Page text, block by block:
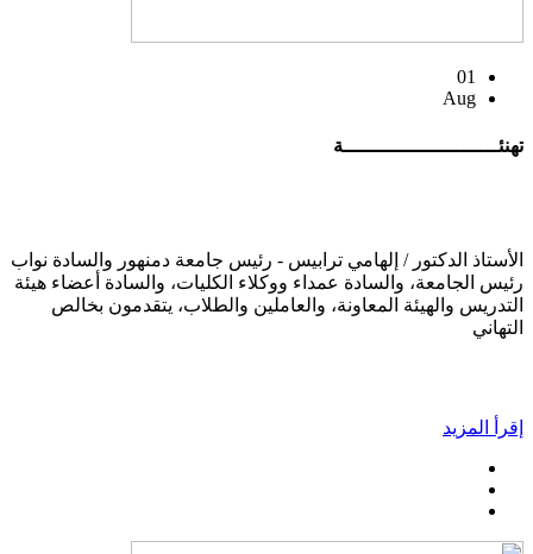
01
Aug
تهنئــــــــــــــــــــــــــة
الأستاذ الدكتور / إلهامي ترابيس - رئيس جامعة دمنهور والسادة نواب
رئيس الجامعة، والسادة عمداء ووكلاء الكليات، والسادة أعضاء هيئة
التدريس والهيئة المعاونة، والعاملين والطلاب، يتقدمون بخالص
التهاني
إقرأ المزيد